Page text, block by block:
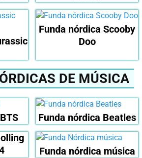
Funda nórdica Scooby
Doo
DE MÚSICA
Funda nórdica Beatles
Funda nórdica música